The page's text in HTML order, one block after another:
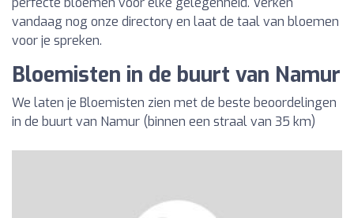
vandaag nog onze directory en laat de taal van bloemen
voor je spreken.
Bloemisten in de buurt van Namur
We laten je Bloemisten zien met de beste beoordelingen
in de buurt van Namur (binnen een straal van 35 km)